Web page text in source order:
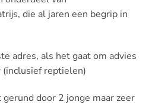
die al jaren een begrip in
adres, als het gaat om advies
reptielen)
door 2 jonge maar zeer